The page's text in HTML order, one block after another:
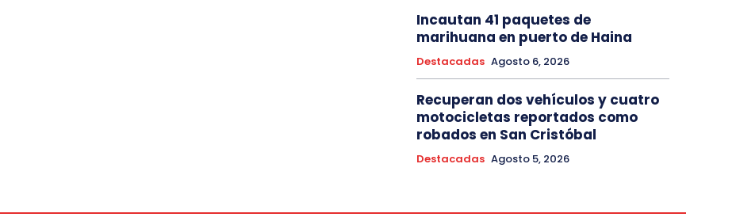
Incautan 41 paquetes de
marihuana en puerto de Haina
Destacadas Agosto 6, 2026
Recuperan dos vehículos y cuatro
motocicletas reportados como
robados en San Cristóbal
Destacadas Agosto 5, 2026